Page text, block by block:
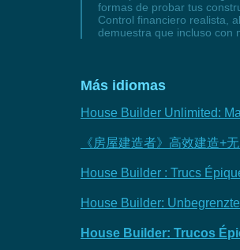
formas de probar tus
Control financiero realista,
demuestra que incluso con
Más idiomas
House Builder Unlimited:
《房屋建造者》高效建造+
House Builder : Trucs
House Builder:
House Builder: Trucos